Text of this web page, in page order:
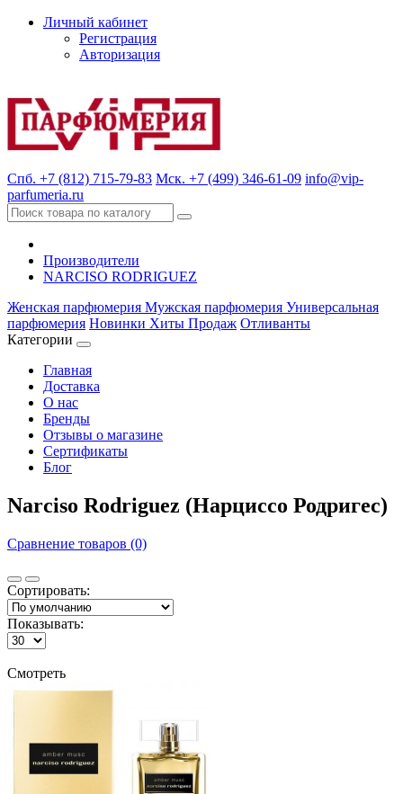
Личный кабинет
Регистрация
Авторизация
Спб. +7 (812) 715-79-83 Мск. +7 (499) 346-61-09 info@vip-
parfumeria.ru
Производители
NARCISO RODRIGUEZ
Женская парфюмерия Мужская парфюмерия Универсальная
парфюмерия Новинки Хиты Продаж Отливанты
Категории
Главная
Доставка
О нас
Бренды
Отзывы о магазине
Сертификаты
Блог
Narciso Rodriguez (Нарциссо Родригес)
Сравнение товаров (0)
Сортировать:
Показывать:
Смотреть